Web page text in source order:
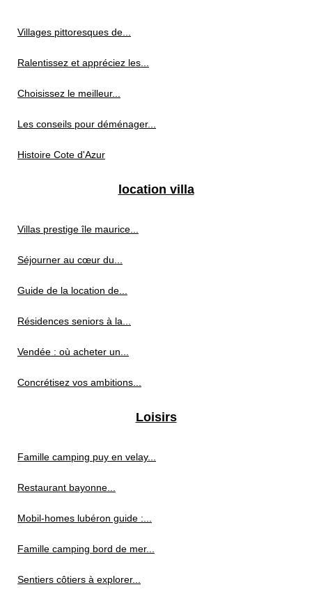
Villages pittoresques de...
Ralentissez et appréciez les...
Choisissez le meilleur...
Les conseils pour déménager...
Histoire Cote d'Azur
location villa
Villas prestige île maurice...
Séjourner au cœur du...
Guide de la location de...
Résidences seniors à la...
Vendée : où acheter un...
Concrétisez vos ambitions...
Loisirs
Famille camping puy en velay...
Restaurant bayonne...
Mobil-homes lubéron guide :...
Famille camping bord de mer...
Sentiers côtiers à explorer...